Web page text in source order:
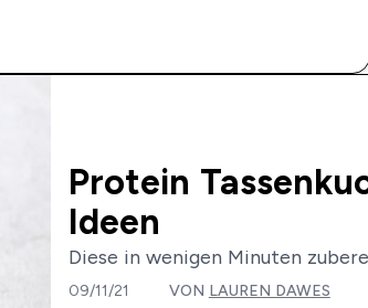
Protein
Ideen
Diese in wenigen Minuten
09/11/21 VON LAUREN DAWES